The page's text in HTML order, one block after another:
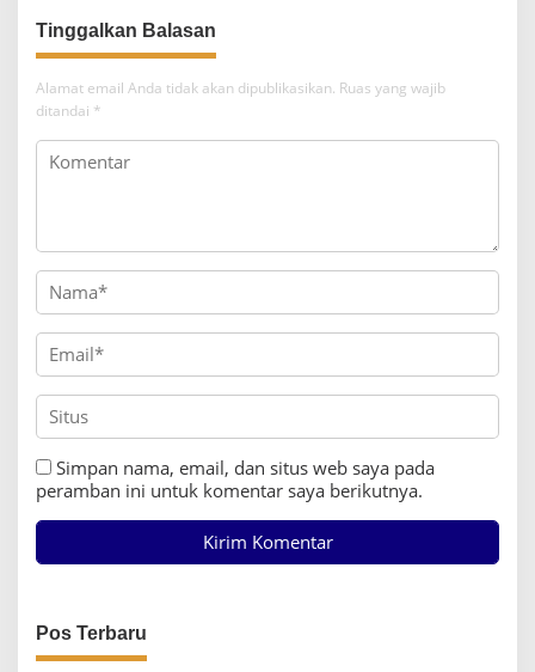
s
i
p
o
s
Alamat email Anda tidak akan dipublikasikan. Ruas yang wajib
ditandai *
Simpan nama, email, dan situs web saya pada
peramban ini untuk komentar saya berikutnya.
Pos Terbaru